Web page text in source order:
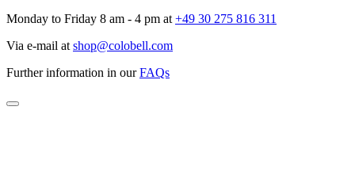
Monday to Friday 8 am - 4 pm at +49 30 275 816 311
Via e-mail at shop@colobell.com
Further information in ourFAQs